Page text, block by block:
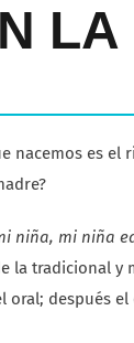
LA
nacemos es
niña, mi niña
la tradicional y
oral; después el